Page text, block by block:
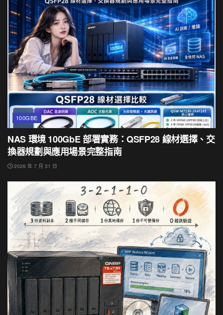
100GBE
NAS 環境 100GbE 部署實務：QSFP28 線材選擇、交
換器規劃與應用場景完整指南
2026 年 7 月 31 日